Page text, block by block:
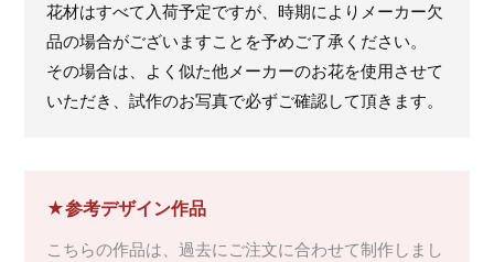
花材はすべて入荷予定ですが、時期によりメーカー欠
品の場合がございますことを予めご了承ください。
その場合は、よく似た他メーカーのお花を使用させて
いただき、試作のお写真で必ずご確認して頂きます。
★参考デザイン作品
こちらの作品は、過去にご注文に合わせて制作しまし